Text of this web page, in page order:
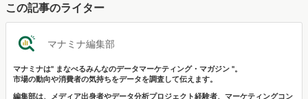
この記事のライター
マナミナ編集部
マナミナは" まなべるみんなのデータマーケティング・マガジン "。
市場の動向や消費者の気持ちをデータを調査して伝えます。
編集部は、メディア出身者やデータ分析プロジェクト経験者、マーケティングコン